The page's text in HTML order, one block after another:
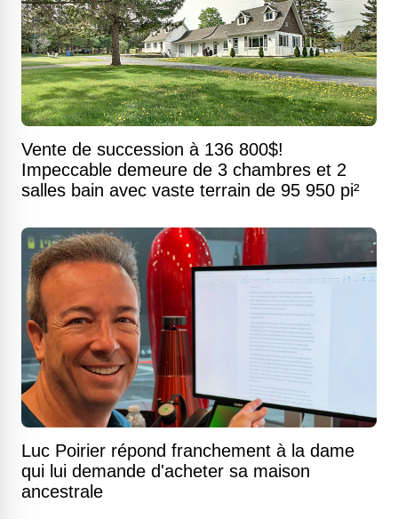
Vente de succession à 136 800$!
Impeccable demeure de 3 chambres et 2
salles bain avec vaste terrain de 95 950 pi²
Luc Poirier répond franchement à la dame
qui lui demande d'acheter sa maison
ancestrale